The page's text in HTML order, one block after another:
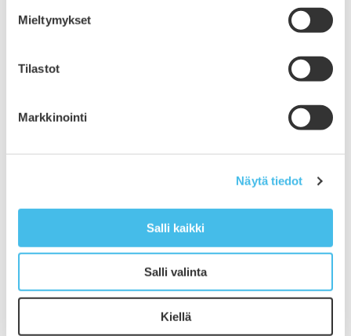
Mieltymykset
Tilastot
Markkinointi
Näytä tiedot
Salli kaikki
Salli valinta
Kiellä
heinäkuu 2020
toukokuu 2020
helmikuu 2020
joulukuu 2019
syyskuu 2019
heinäkuu 2019
toukokuu 2019